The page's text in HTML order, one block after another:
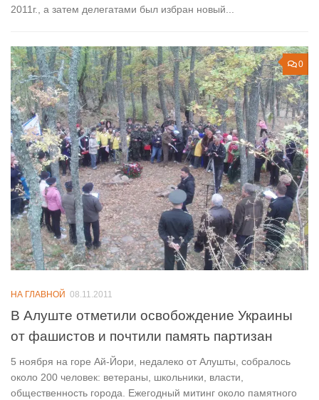
2011г., а затем делегатами был избран новый...
0
НА ГЛАВНОЙ 08.11.2011
В Алуште отметили освобождение Украины
от фашистов и почтили память партизан
5 ноября на горе Ай-Йори, недалеко от Алушты, собралось
около 200 человек: ветераны, школьники, власти,
общественность города. Ежегодный митинг около памятного